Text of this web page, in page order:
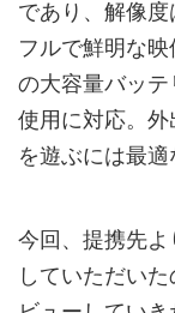
であり、解像
フルで鮮明な
の大容量バッ
使用に対応。
を遊ぶには最適
今回、提携先
していただい